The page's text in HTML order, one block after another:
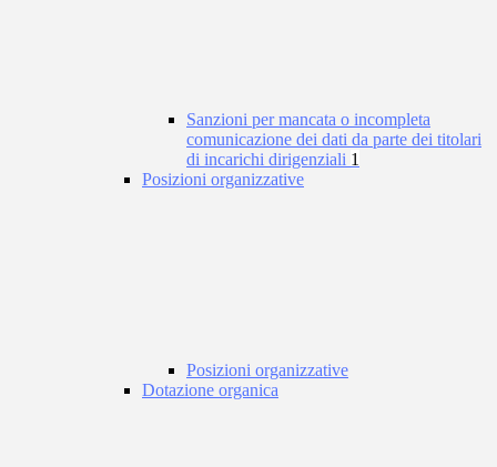
Sanzioni per mancata o incompleta
comunicazione dei dati da parte dei titolari
di incarichi dirigenziali 1
Posizioni organizzative
Posizioni organizzative
Dotazione organica